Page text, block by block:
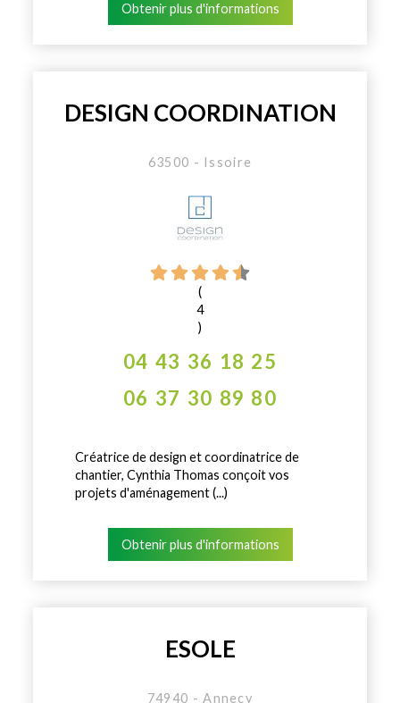
Obtenir plus d'informations
DESIGN COORDINATION
63500 - Issoire
(
4
)
04 43 36 18 25
06 37 30 89 80
Créatrice de design et coordinatrice de
chantier, Cynthia Thomas conçoit vos
projets d'aménagement (...)
Obtenir plus d'informations
ESOLE
74940 - Annecy